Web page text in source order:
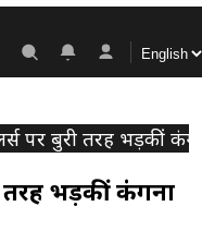
पर बुरी तरह भड़कीं
तरह भड़कीं कंगना